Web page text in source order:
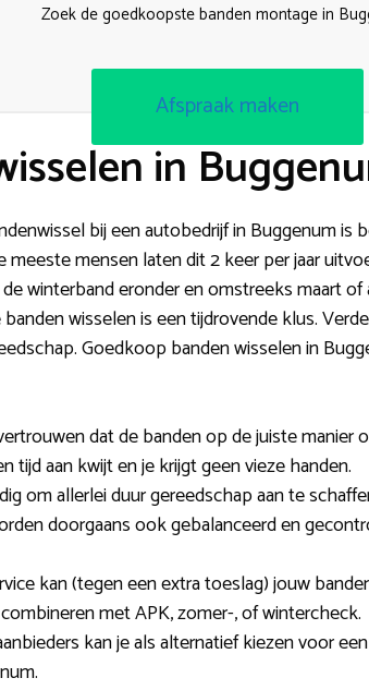
Zoek de goedkoopste banden montage in
Afspraak maken
in
bij een autobedrijf in Buggenum is
meeste mensen laten dit 2 keer per jaar
winterband eronder en omstreeks maart
wisselen is een tijdrovende klus.
Goedkoop banden wisselen in
dat de banden op de juiste manier
tijd aan kwijt en je krijgt geen vieze handen.
om allerlei duur gereedschap aan te
doorgaans ook gebalanceerd en
kan (tegen een extra toeslag) jouw
met APK, zomer-, of wintercheck.
kan je als alternatief kiezen voor